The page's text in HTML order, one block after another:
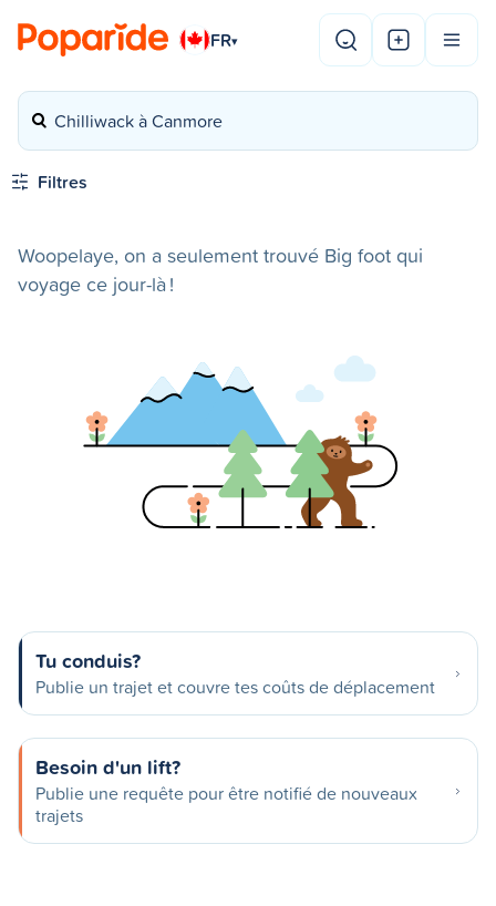
FR▾
Chilliwack à Canmore
Filtres
Woopelaye, on a seulement trouvé Big foot qui
voyage ce jour-là !
Tu conduis?
Publie un trajet et couvre tes coûts de déplacement
Besoin d'un lift?
Publie une requête pour être notifié de nouveaux
trajets